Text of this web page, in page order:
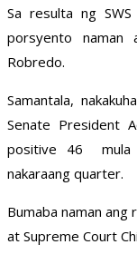
Sa resulta ng
porsyento naman
Robredo.
Samantala,
Senate President
positive 46 mula
nakaraang quarter.
Bumaba naman
at Supreme Court